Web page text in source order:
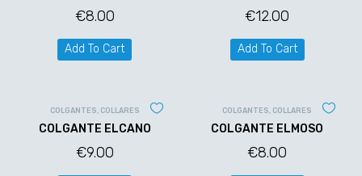
€8.00
Add To Cart
€12.00
Add To Cart
COLGANTES COLLARES
COLGANTE ELCANO
€9.00
COLGANTES COLLARES
COLGANTE ELMOSO
€8.00